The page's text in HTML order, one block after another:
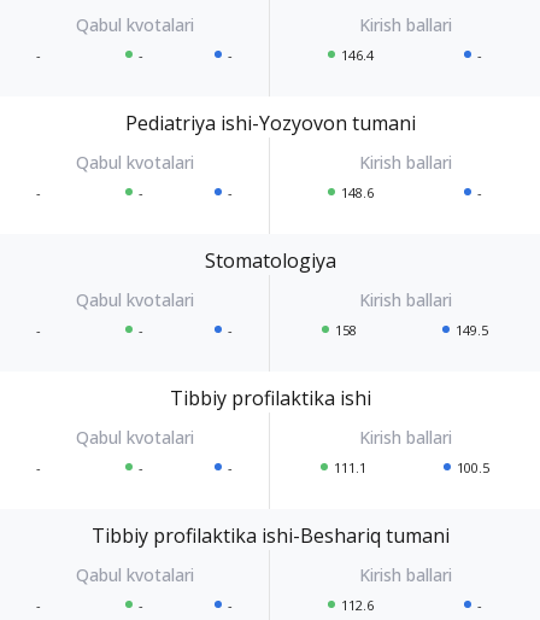
- - - 146.4 -
Pediatriya ishi-Yozyovon tumani
- - - 148.6 -
Stomatologiya
- - - 158 149.5
Tibbiy profilaktika ishi
- - - 111.1 100.5
Tibbiy profilaktika ishi-Beshariq tumani
- - - 112.6 -